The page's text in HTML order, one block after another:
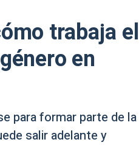
trabaja el
en
para formar parte de la
salir adelante y